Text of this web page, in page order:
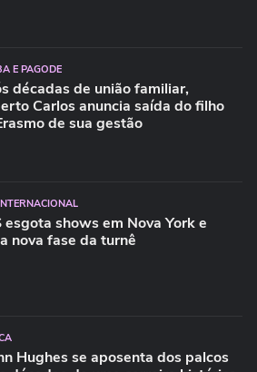
E PAGODE
décadas de união familiar,
Carlos anuncia saída do filho
de sua gestão
esgota shows em Nova York e
nova fase da turnê
Hughes se aposenta dos palcos